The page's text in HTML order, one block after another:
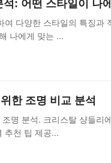
석: 어떤 스타일이 나
여 다양한 스타일의 특징과
나에게 맞는 ...
한 조명 비교 분석
명 분석. 크리스탈 샹들리
추천 팁 제공...